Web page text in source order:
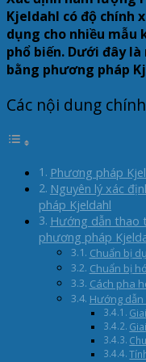
Kjeldahl có độ chính
dụng cho nhiều mẫu
phổ biến. Dưới đây
bằng phương pháp
Các nội dung chính
Phương pháp
Nguyên lý xác
pháp Kjeldahl
Hướng dẫn thao
phương pháp
Chuẩn bị
Chuẩn bị
Cách pha
Hướng dẫn